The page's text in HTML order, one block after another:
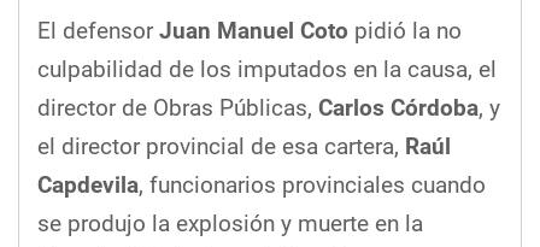
El defensor Juan Manuel Coto pidió la no
culpabilidad de los imputados en la causa, el
director de Obras Públicas, Carlos Córdoba, y
el director provincial de esa cartera, Raúl
Capdevila, funcionarios provinciales cuando
se produjo la explosión y muerte en la